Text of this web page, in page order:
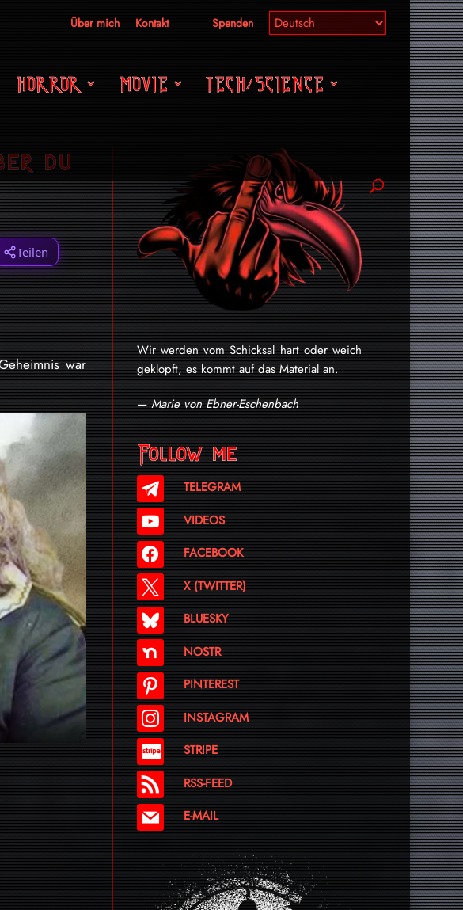
Über mich Kontakt Spenden
HORROR MOVIE TECH/SCIENCE
du
Teilen
war
Wir werden vom Schicksal hart oder weich
geklopft, es kommt auf das Material an.
—Marie von Ebner-Eschenbach
Follow me
TELEGRAM
VIDEOS
FACEBOOK
X (TWITTER)
BLUESKY
NOSTR
PINTEREST
INSTAGRAM
STRIPE
RSS-FEED
E-MAIL